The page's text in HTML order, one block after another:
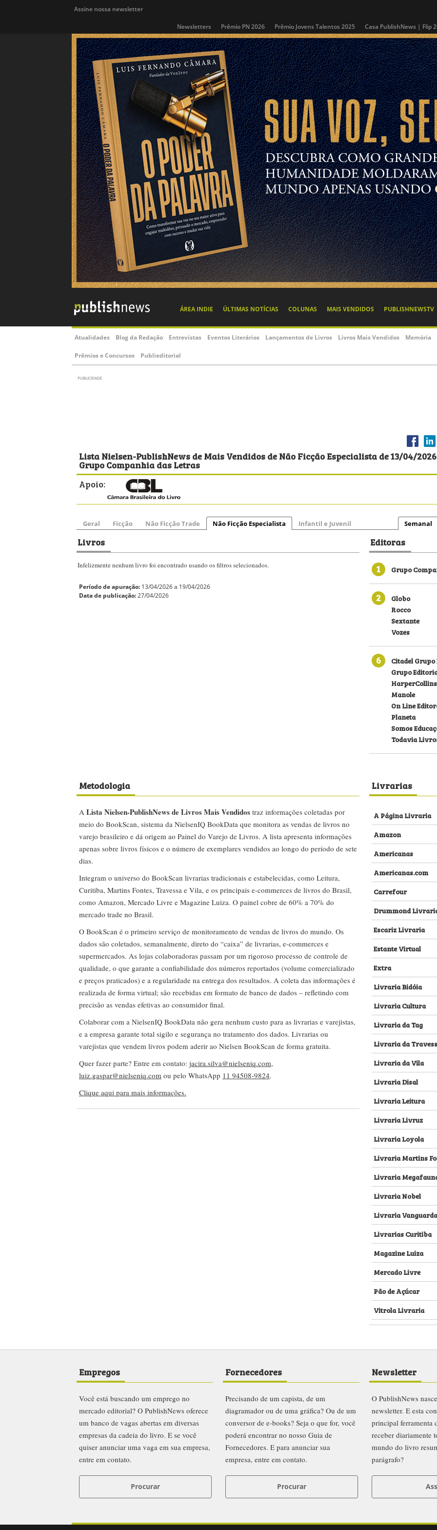
Assine nossa newsletter
Newsletters Prêmio PN 2026 Prêmio Jovens Talentos 2025 Casa PublishNews | Flip
ÁREA INDIE ÚLTIMAS NOTÍCIAS COLUNAS MAIS VENDIDOS PUBLISHNEWSTV
Atualidades Blog da Redação Entrevistas Eventos Literários Lançamentos de Livros Livros Mais Vendidos Memória
Prêmios e Concursos Publieditorial
PUBLICIDADE
Lista Nielsen-PublishNews de Mais Vendidos de Não Ficção Especialista de 13/04/
Grupo Companhia das Letras
Apoio:
Geral Ficção Não Ficção Trade Não Ficção Especialista Infantil e Juvenil Semanal
Livros
Infelizmente nenhum livro foi encontrado usando os filtros selecionados.
Período de apuração: 13/04/2026 a 19/04/2026
Data de publicação:27/04/2026
Editoras
1
Grupo
2
Globo
Rocco
Sextante
Vozes
6
Citadel
Grupo
Manole
On Line
Planeta
Somos
Todavia
Metodologia
A Lista Nielsen-PublishNews de Livros Mais Vendidos traz informações coletadas por
meio do BookScan, sistema da NielsenIQ BookData que monitora as vendas de livros no
varejo brasileiro e dá origem ao Painel do Varejo de Livros. A lista apresenta informações
apenas sobre livros físicos e o número de exemplares vendidos ao longo do período de sete
dias.
Integram o universo do BookScan livrarias tradicionais e estabelecidas, como Leitura,
Curitiba, Martins Fontes, Travessa e Vila, e os principais e-commerces de livros do Brasil,
como Amazon, Mercado Livre e Magazine Luiza. O painel cobre de 60% a 70% do
mercado trade no Brasil.
O BookScan é o primeiro serviço de monitoramento de vendas de livros do mundo. Os
dados são coletados, semanalmente, direto do “caixa” de livrarias, e-commerces e
supermercados. As lojas colaboradoras passam por um rigoroso processo de controle de
qualidade, o que garante a confiabilidade dos números reportados (volume comercializado
e preços praticados) e a regularidade na entrega dos resultados. A coleta das informações é
realizada de forma virtual; são recebidas em formato de banco de dados – refletindo com
precisão as vendas efetivas ao consumidor final.
Colaborar com a NielsenIQ BookData não gera nenhum custo para as livrarias e varejistas,
e a empresa garante total sigilo e segurança no tratamento dos dados. Livrarias ou
varejistas que vendem livros podem aderir ao Nielsen BookScan de forma gratuita.
Quer fazer parte? Entre em contato: jacira.silva@nielseniq.com,
luiz.gaspar@nielseniq.com ou pelo WhatsApp 11 94508-9824.
Clique aqui para mais informações.
Livrarias
A Página Livraria
Amazon
Americanas
Americanas.com
Carrefour
Drummond
Escariz Livraria
Estante Virtual
Extra
Livraria Bidóia
Livraria Cultura
Livraria da Tag
Livraria da
Livraria da Vila
Livraria Disal
Livraria Leitura
Livraria Livruz
Livraria Loyola
Livraria Martins
Livraria
Livraria Nobel
Livraria Vanguarda
Livrarias Curitiba
Magazine Luiza
Mercado Livre
Pão de Açúcar
Vitrola Livraria
Empregos
Você está buscando um emprego no
mercado editorial? O PublishNews oferece
um banco de vagas abertas em diversas
empresas da cadeia do livro. E se você
quiser anunciar uma vaga em sua empresa,
entre em contato.
Procurar
Fornecedores
Precisando de um capista, de um
diagramador ou de uma gráfica? Ou de um
conversor de e-books? Seja o que for, você
poderá encontrar no nosso Guia de
Fornecedores. E para anunciar sua
empresa, entre em contato.
Procurar
Newsletter
O PublishNews
newsletter. E esta
principal ferramenta
receber diariamente
mundo do livro
parágrafo?